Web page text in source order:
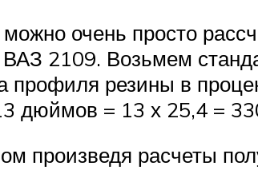
очень просто
2109. Возьмем
профиля резины в
дюймов = 13 х 25,4 =
произведя расчеты